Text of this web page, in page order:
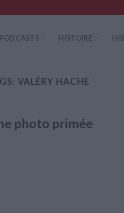
PODCASTS HISTOIRE
VALÉRY HACHE
photo primée